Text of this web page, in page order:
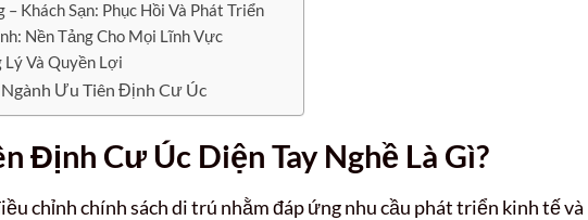
– Khách Sạn: Phục Hồi Và Phát Triển
Nền Tảng Cho Mọi Lĩnh Vực
Lý Và Quyền Lợi
Ưu Tiên Định Cư Úc
Định Cư Úc Diện Tay Nghề Là Gì?
chỉnh chính sách di trú nhằm đáp ứng nhu cầu phát triển kinh tế và